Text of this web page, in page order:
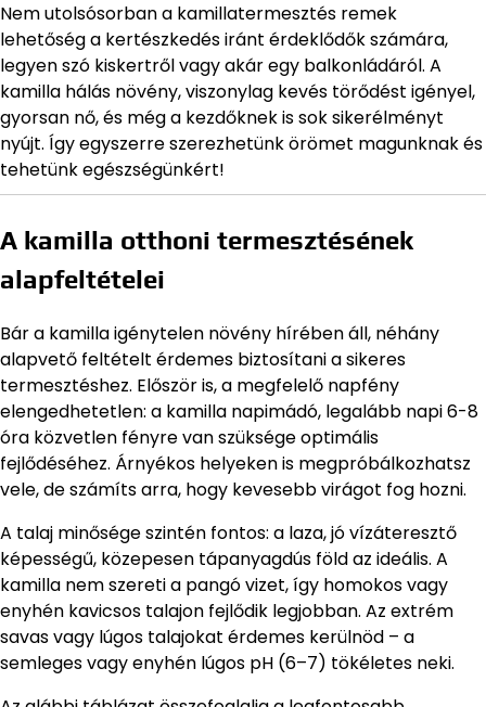
Nem utolsósorban a kamillatermesztés remek
lehetőség a kertészkedés iránt érdeklődők számára,
legyen szó kiskertről vagy akár egy balkonládáról. A
kamilla hálás növény, viszonylag kevés törődést igényel,
gyorsan nő, és még a kezdőknek is sok sikerélményt
nyújt. Így egyszerre szerezhetünk örömet magunknak és
tehetünk egészségünkért!
A kamilla otthoni termesztésének
alapfeltételei
Bár a kamilla igénytelen növény hírében áll, néhány
alapvető feltételt érdemes biztosítani a sikeres
termesztéshez. Először is, a megfelelő napfény
elengedhetetlen: a kamilla napimádó, legalább napi 6-8
óra közvetlen fényre van szüksége optimális
fejlődéséhez. Árnyékos helyeken is megpróbálkozhatsz
vele, de számíts arra, hogy kevesebb virágot fog hozni.
A talaj minősége szintén fontos: a laza, jó vízáteresztő
képességű, közepesen tápanyagdús föld az ideális. A
kamilla nem szereti a pangó vizet, így homokos vagy
enyhén kavicsos talajon fejlődik legjobban. Az extrém
savas vagy lúgos talajokat érdemes kerülnöd – a
semleges vagy enyhén lúgos pH (6–7) tökéletes neki.